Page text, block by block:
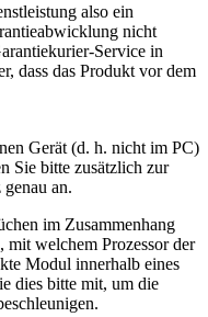
also ein
nicht
Service in
dass das Produkt vor dem
Gerät (d. h. nicht im PC)
Sie bitte zusätzlich zur
an.
im Zusammenhang
mit welchem ​​Prozessor der
Modul innerhalb eines
dies bitte mit, um die